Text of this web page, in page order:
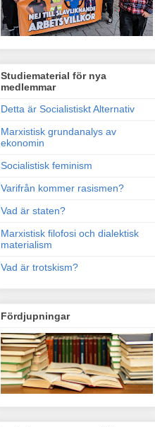
Studiematerial för nya
medlemmar
Detta är Socialistiskt Alternativ
Marxistisk grundanalys av
ekonomin
Socialistisk feminism
Varifrån kommer rasismen?
Vad är staten?
Marxistisk filofosi och dialektisk
materialism
Vad är trotskism?
Fördjupningar